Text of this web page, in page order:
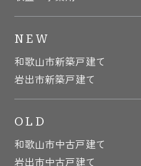
NEW
和歌山市新築戸建て
岩出市新築戸建て
OLD
和歌山市中古戸建て
岩出市中古戸建て